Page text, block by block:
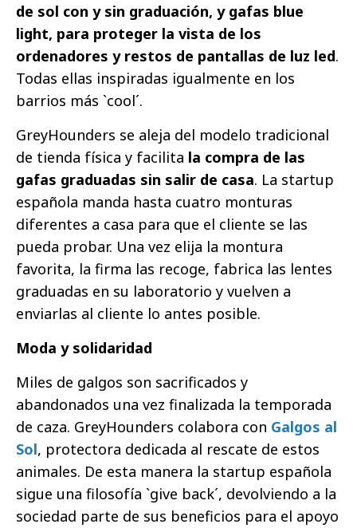
de sol con y sin graduación, y gafas blue
light, para proteger la vista de los
ordenadores y restos de pantallas de luz led.
Todas ellas inspiradas igualmente en los
barrios más `cool´.
GreyHounders se aleja del modelo tradicional
de tienda física y facilita la compra de las
gafas graduadas sin salir de casa. La startup
española manda hasta cuatro monturas
diferentes a casa para que el cliente se las
pueda probar. Una vez elija la montura
favorita, la firma las recoge, fabrica las lentes
graduadas en su laboratorio y vuelven a
enviarlas al cliente lo antes posible.
Moda y solidaridad
Miles de galgos son sacrificados y
abandonados una vez finalizada la temporada
de caza. GreyHounders colabora con Galgos al
Sol, protectora dedicada al rescate de estos
animales. De esta manera la startup española
sigue una filosofía `give back´, devolviendo a la
sociedad parte de sus beneficios para el apoyo